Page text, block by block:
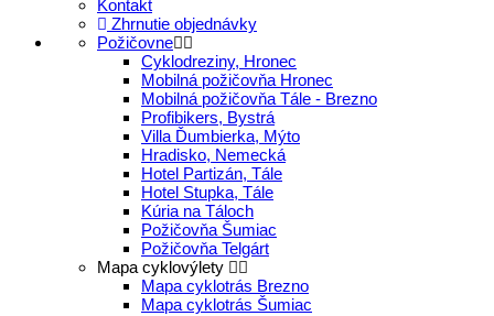
Kontakt
Zhrnutie objednávky
Požičovne
Cyklodreziny, Hronec
Mobilná požičovňa Hronec
Mobilná požičovňa Tále - Brezno
Profibikers, Bystrá
Villa Ďumbierka, Mýto
Hradisko, Nemecká
Hotel Partizán, Tále
Hotel Stupka, Tále
Kúria na Táloch
Požičovňa Šumiac
Požičovňa Telgárt
Mapa cyklovýlety
Mapa cyklotrás Brezno
Mapa cyklotrás Šumiac